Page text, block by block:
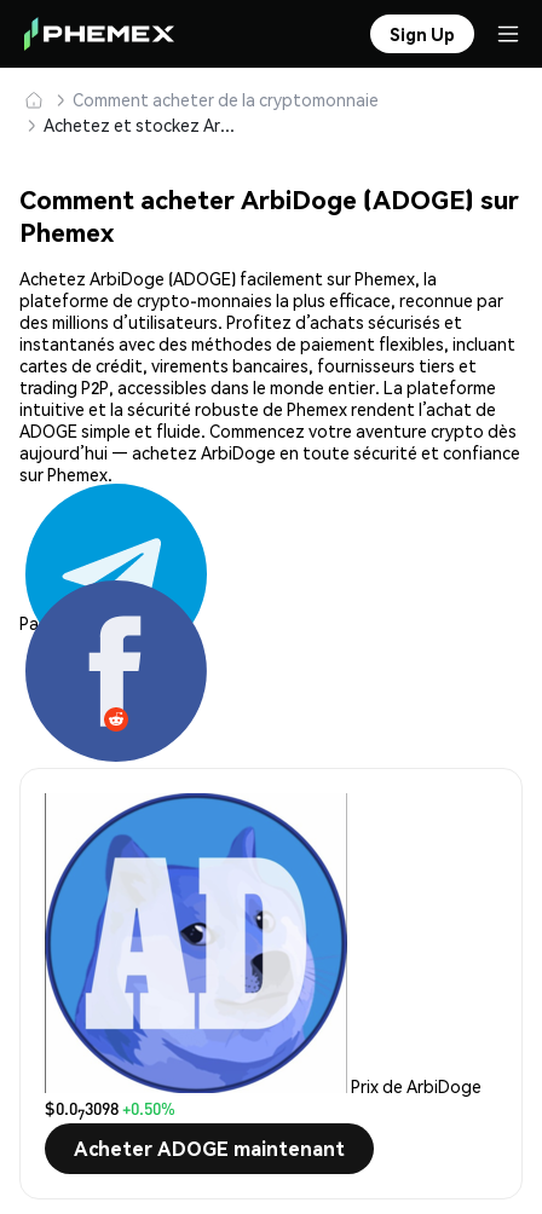
Sign Up
Comment acheter de la cryptomonnaie
Achetez et stockez ArbiDoge (ADOGE) en toute sécurité
Comment acheter ArbiDoge (ADOGE) sur
Phemex
Achetez ArbiDoge (ADOGE) facilement sur Phemex, la
plateforme de crypto-monnaies la plus efficace, reconnue par
des millions d’utilisateurs. Profitez d’achats sécurisés et
instantanés avec des méthodes de paiement flexibles, incluant
cartes de crédit, virements bancaires, fournisseurs tiers et
trading P2P, accessibles dans le monde entier. La plateforme
intuitive et la sécurité robuste de Phemex rendent l’achat de
ADOGE simple et fluide. Commencez votre aventure crypto dès
aujourd’hui — achetez ArbiDoge en toute sécurité et confiance
sur Phemex.
Partager:
Prix de ArbiDoge
$0.073098+0.50%
Acheter ADOGE maintenant